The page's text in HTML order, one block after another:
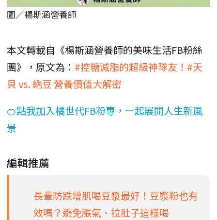
圖／楊斯涵營養師
本文轉載自《楊斯涵營養師的美味生活FB粉絲
團》，原文為： #控糖減脂的超級神隊友！#天
貝 vs. 納豆 營養價值大解密
🍊點我加入橘世代FB粉專，一起展開人生新風
景
編輯推薦
長輩防跌增肌喝豆漿最好！豆漿粉也有
效嗎？避免脹氣、拉肚子這樣喝